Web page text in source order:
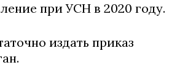
при УСН в 2020 году.
издать приказ